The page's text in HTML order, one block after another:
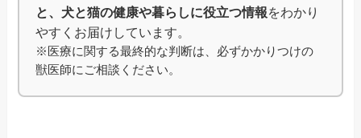
と、犬と猫の健康や暮らしに役立つ情報をわかり
やすくお届けしています。
※医療に関する最終的な判断は、必ずかかりつけの
獣医師にご相談ください。